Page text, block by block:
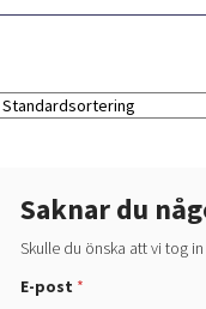
Saknar du
Skulle du önska att vi tog
u
E-post *